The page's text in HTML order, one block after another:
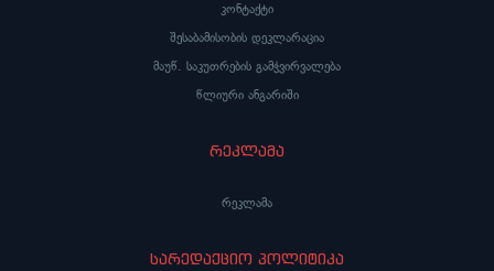
კონტაქტი
შესაბამისობის დეკლარაცია
მაუწ. საკუთრების გამჭვირვალება
წლიური ანგარიში
რეკლამა
რეკლამა
სარედაქციო პოლიტიკა